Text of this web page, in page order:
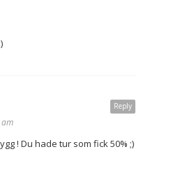
Reply
! Du hade tur som fick 50% ;)